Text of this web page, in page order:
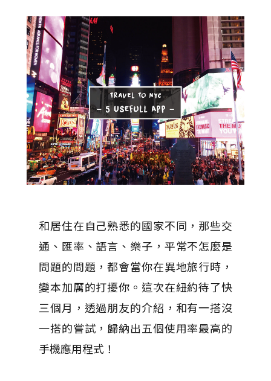
和居住在自己熟悉的國家不同，那些交
通、匯率、語言、樂子，平常不怎麼是
問題的問題，都會當你在異地旅行時，
變本加厲的打擾你。這次在紐約待了快
三個月，透過朋友的介紹，和有一搭沒
一搭的嘗試，歸納出五個使用率最高的
手機應用程式！